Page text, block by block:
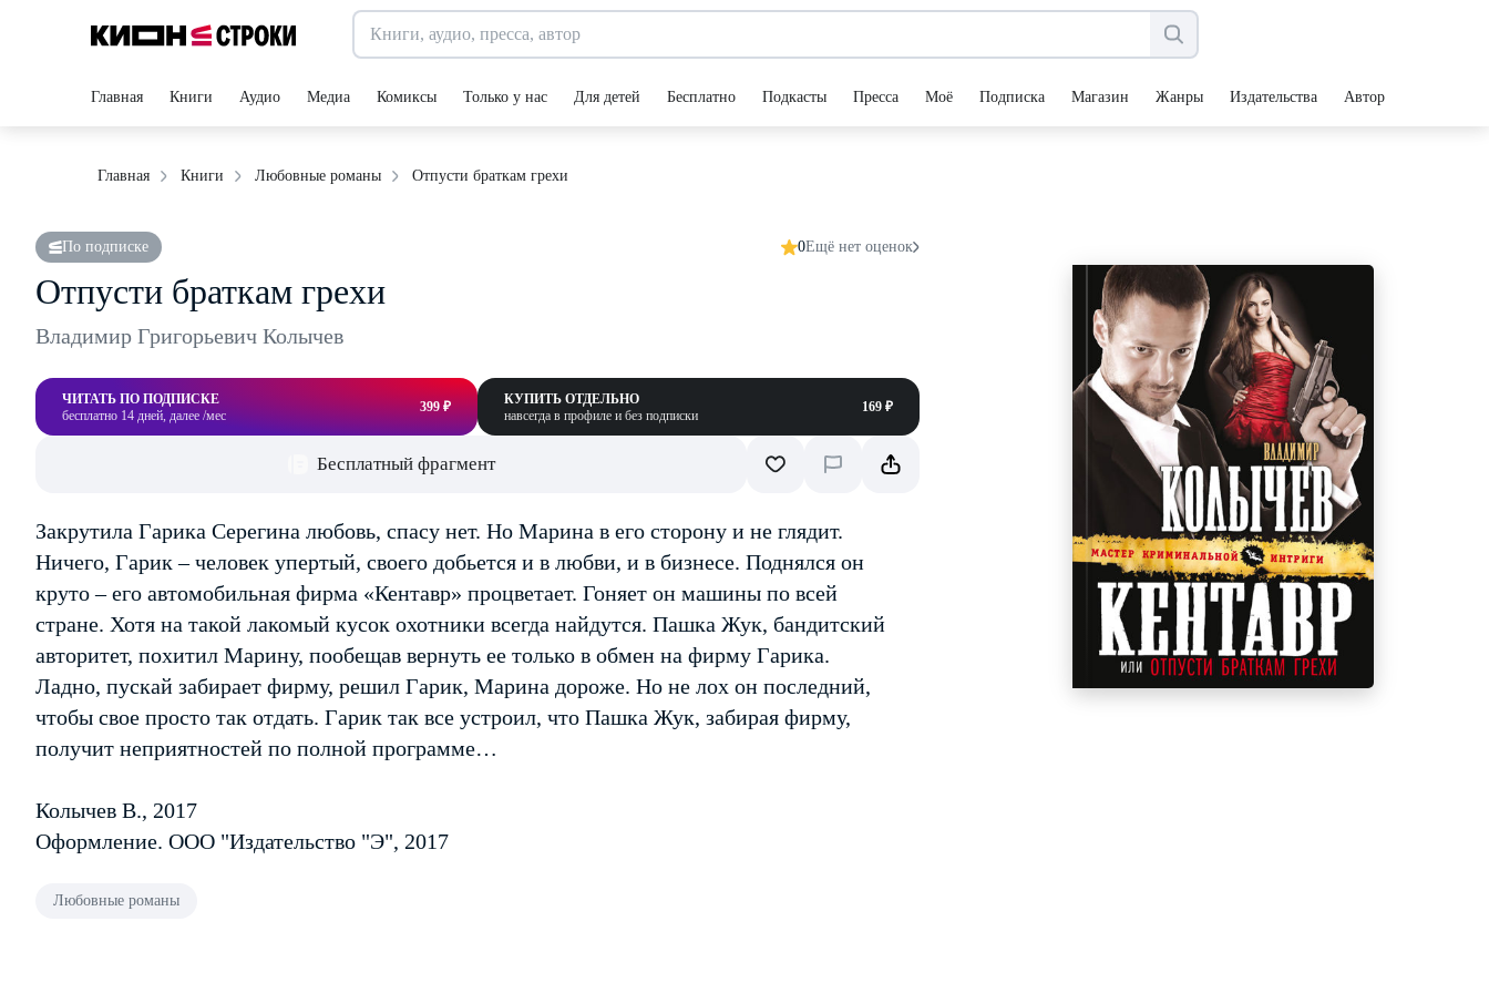
Главная Книги Аудио Медиа Комиксы Только у нас Для детей Бесплатно Подкасты Пресса Моё Подписка Магазин Жанры Издательства Авторы
Главная Книги Любовные романы Отпусти браткам грехи
По подписке 0Ещё нет оценок
Отпусти браткам грехи
Владимир Григорьевич Колычев
ЧИТАТЬ ПО ПОДПИСКЕ
бесплатно 14 дней, далее /мес
399 ₽
КУПИТЬ ОТДЕЛЬНО
навсегда в профиле и без подписки
169 ₽
Бесплатный фрагмент
Закрутила Гарика Серегина любовь, спасу нет. Но Марина в его сторону и не глядит.
Ничего, Гарик – человек упертый, своего добьется и в любви, и в бизнесе. Поднялся он
круто – его автомобильная фирма «Кентавр» процветает. Гоняет он машины по всей
стране. Хотя на такой лакомый кусок охотники всегда найдутся. Пашка Жук, бандитский
авторитет, похитил Марину, пообещав вернуть ее только в обмен на фирму Гарика.
Ладно, пускай забирает фирму, решил Гарик, Марина дороже. Но не лох он последний,
чтобы свое просто так отдать. Гарик так все устроил, что Пашка Жук, забирая фирму,
получит неприятностей по полной программе…
Колычев В., 2017
Оформление. ООО "Издательство "Э", 2017
Любовные романы